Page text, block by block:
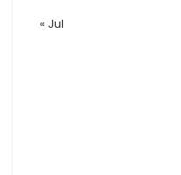
« Jul